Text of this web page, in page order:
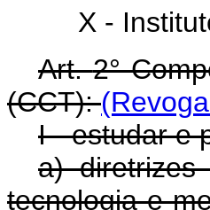
X -
Art. 2°
(CCT):
I - estudar e
a)
tecnologia e